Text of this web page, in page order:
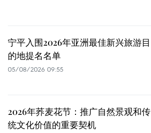
宁平入围2026年亚洲最佳新兴旅游目
的地提名名单
05/08/2026 09:55
2026年荞麦花节：推广自然景观和传
统文化价值的重要契机